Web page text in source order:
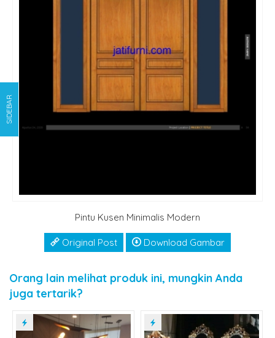
Pintu Kusen Minimalis Modern
Original Post Download Gambar
Orang lain melihat produk ini, mungkin Anda
juga tertarik?
SIDEBAR